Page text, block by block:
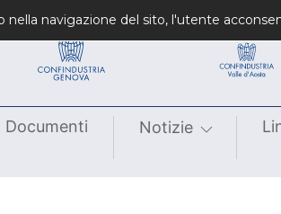
Confindustrie
Documenti Notizie
navigazione del sito, l'utente